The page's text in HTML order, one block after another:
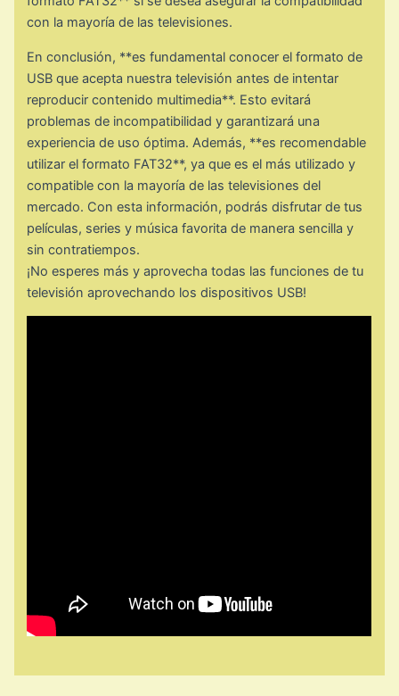
con la mayoría de las televisiones.
En conclusión, **es fundamental conocer el formato de
USB que acepta nuestra televisión antes de intentar
reproducir contenido multimedia**. Esto evitará
problemas de incompatibilidad y garantizará una
experiencia de uso óptima. Además, **es recomendable
utilizar el formato FAT32**, ya que es el más utilizado y
compatible con la mayoría de las televisiones del
mercado. Con esta información, podrás disfrutar de tus
películas, series y música favorita de manera sencilla y
sin contratiempos.
¡No esperes más y aprovecha todas las funciones de tu
televisión aprovechando los dispositivos USB!